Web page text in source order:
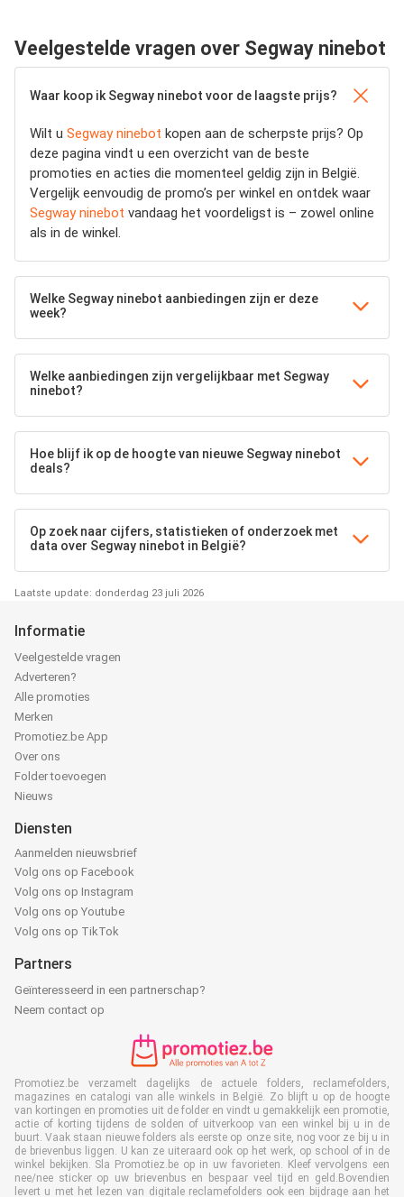
Veelgestelde vragen over Segway ninebot
Waar koop ik Segway ninebot voor de laagste prijs?
Wilt u Segway ninebot kopen aan de scherpste prijs? Op
deze pagina vindt u een overzicht van de beste
promoties en acties die momenteel geldig zijn in België.
Vergelijk eenvoudig de promo’s per winkel en ontdek waar
Segway ninebot vandaag het voordeligst is – zowel online
als in de winkel.
Welke Segway ninebot aanbiedingen zijn er deze
week?
Welke aanbiedingen zijn vergelijkbaar met Segway
ninebot?
Hoe blijf ik op de hoogte van nieuwe Segway ninebot
deals?
Op zoek naar cijfers, statistieken of onderzoek met
data over Segway ninebot in België?
Laatste update: donderdag 23 juli 2026
Informatie
Veelgestelde vragen
Adverteren?
Alle promoties
Merken
Promotiez.be App
Over ons
Folder toevoegen
Nieuws
Diensten
Aanmelden nieuwsbrief
Volg ons op Facebook
Volg ons op Instagram
Volg ons op Youtube
Volg ons op TikTok
Partners
Geïnteresseerd in een partnerschap?
Neem contact op
Promotiez.be verzamelt dagelijks de actuele folders, reclamefolders,
magazines en catalogi van alle winkels in België. Zo blijft u op de hoogte
van kortingen en promoties uit de folder en vindt u gemakkelijk een promotie,
actie of korting tijdens de solden of uitverkoop van een winkel bij u in de
buurt. Vaak staan nieuwe folders als eerste op onze site, nog voor ze bij u in
de brievenbus liggen. U kan ze uiteraard ook op het werk, op school of in de
winkel bekijken. Sla Promotiez.be op in uw favorieten. Kleef vervolgens een
nee/nee sticker op uw brievenbus en bespaar veel tijd en geld.Bovendien
levert u met het lezen van digitale reclamefolders ook een bijdrage aan het